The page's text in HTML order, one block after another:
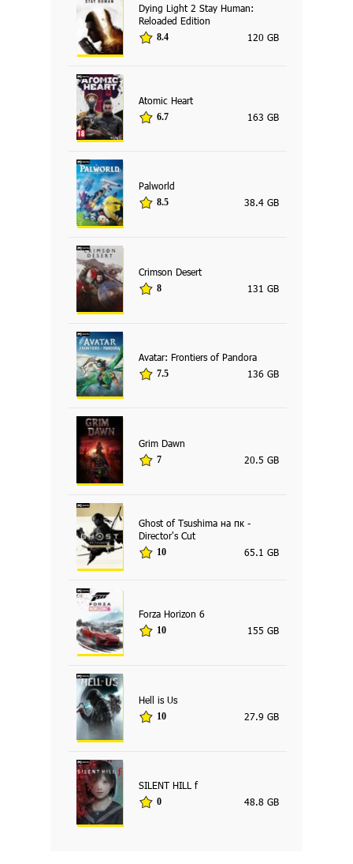
Dying Light 2 Stay Human:
Reloaded Edition
8.4 120 GB
Atomic Heart
6.7 163 GB
Palworld
8.5 38.4 GB
Crimson Desert
8 131 GB
Avatar: Frontiers of Pandora
7.5 136 GB
Grim Dawn
7 20.5 GB
Ghost of Tsushima на пк -
Director's Cut
10 65.1 GB
Forza Horizon 6
10 155 GB
Hell is Us
10 27.9 GB
SILENT HILL f
0 48.8 GB